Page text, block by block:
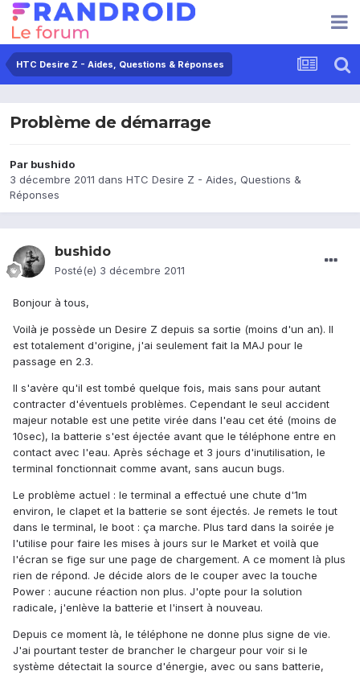
HTC Desire Z - Aides, Questions & Réponses
Problème de démarrage
Par bushido
3 décembre 2011 dans HTC Desire Z - Aides, Questions &
Réponses
bushido
Posté(e) 3 décembre 2011
Bonjour à tous,
Voilà je possède un Desire Z depuis sa sortie (moins d'un an). Il
est totalement d'origine, j'ai seulement fait la MAJ pour le
passage en 2.3.
Il s'avère qu'il est tombé quelque fois, mais sans pour autant
contracter d'éventuels problèmes. Cependant le seul accident
majeur notable est une petite virée dans l'eau cet été (moins de
10sec), la batterie s'est éjectée avant que le téléphone entre en
contact avec l'eau. Après séchage et 3 jours d'inutilisation, le
terminal fonctionnait comme avant, sans aucun bugs.
Le problème actuel : le terminal a effectué une chute d'1m
environ, le clapet et la batterie se sont éjectés. Je remets le tout
dans le terminal, le boot : ça marche. Plus tard dans la soirée je
l'utilise pour faire les mises à jours sur le Market et voilà que
l'écran se fige sur une page de chargement. A ce moment là plus
rien de répond. Je décide alors de le couper avec la touche
Power : aucune réaction non plus. J'opte pour la solution
radicale, j'enlève la batterie et l'insert à nouveau.
Depuis ce moment là, le téléphone ne donne plus signe de vie.
J'ai pourtant tester de brancher le chargeur pour voir si le
système détectait la source d'énergie, avec ou sans batterie,